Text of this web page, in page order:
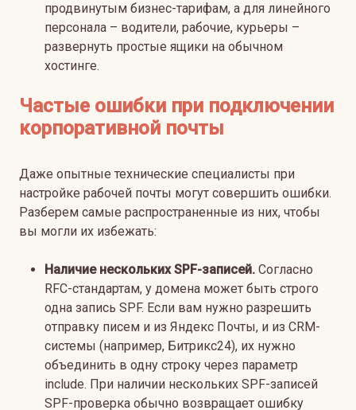
продвинутым бизнес-тарифам, а для линейного
персонала – водители, рабочие, курьеры –
развернуть простые ящики на обычном
хостинге.
Частые ошибки при подключении
корпоративной почты
Даже опытные технические специалисты при
настройке рабочей почты могут совершить ошибки.
Разберем самые распространенные из них, чтобы
вы могли их избежать:
Наличие нескольких SPF-записей. Согласно
RFC-стандартам, у домена может быть строго
одна запись SPF. Если вам нужно разрешить
отправку писем и из Яндекс Почты, и из CRM-
системы (например, Битрикс24), их нужно
объединить в одну строку через параметр
include. При наличии нескольких SPF-записей
SPF-проверка обычно возвращает ошибку